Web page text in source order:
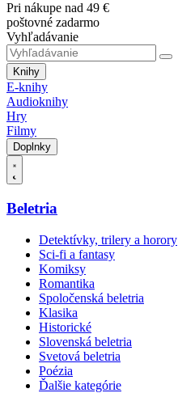
Pri nákupe nad 49 €
poštovné zadarmo
Vyhľadávanie
Knihy
E-knihy
Audioknihy
Hry
Filmy
Doplnky
Beletria
Detektívky, trilery a horory
Sci-fi a fantasy
Komiksy
Romantika
Spoločenská beletria
Klasika
Historické
Slovenská beletria
Svetová beletria
Poézia
Ďalšie kategórie